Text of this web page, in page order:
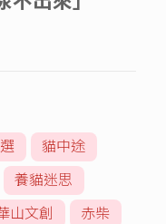
貓中途
養貓迷思
山文創
赤柴